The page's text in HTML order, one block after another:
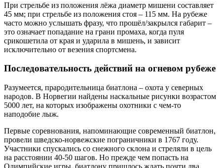
При стрельбе из положения лёжа диаметр мишени составляет
45 мм; при стрельбе из положения стоя – 115 мм. На рубеже
часто можно услышать фразу, что прошёл/закрылся габарит –
это означает попадание на грани промаха, когда пуля
срикошетила от края и ударила в мишень, и зависит
исключительно от везения спортсмена.
Последовательность действий на огневом рубеже
Разумеется, прародительница биатлона – охота у северных
народов. В Норвегии найдены наскальные рисунки возрастом
5000 лет, на которых изображены охотники с чем-то
наподобие лыж.
Первые соревнования, напоминающие современный биатлон,
провели шведско-норвежские пограничники в 1767 году.
Участники спускались со снежного склона и стреляли в цель
на расстоянии 40-50 шагов. Но прежде чем попасть на
Олимпийские игры, биатлону пришлось ждать почти два